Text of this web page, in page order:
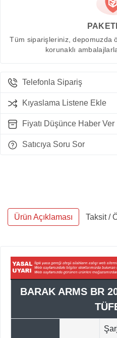
Tüm siparişleriniz, depomuzda
korunaklı
Telefonla Sipariş
Kıyaslama Listene Ekle
Fiyatı Düşünce Haber Ver
Satıcıya Soru Sor
Ürün Açıklaması Taksit /
BARAK ARMS BR